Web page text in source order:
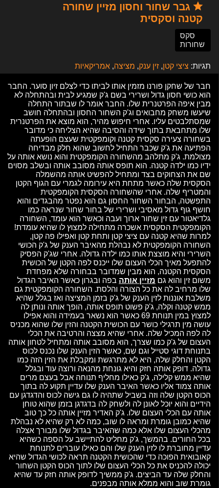
גבר שחור וחסון מזיין שחורה
קטנה וסקסית
סקס
שחורות
תגיות: ציצי קטן, זין ענק, מציצה, אמריקאיות
חבר של שחקן פורנו מזמין אותו לביתו כדי לצלם זיון סוער. החבר
הוא כושי חסון גדול ושרירי בשם ג'ק שמגיע לבית ובהתחלה לא
מבין איפה הפרטנרית שלו. החבר אומר לו שבתור התחלה
שיעשו משחק מחבואים וג'ק השחור החסון ובהתחלה חושב
שמסתלבטים עליו. אחרי חיפוש מהיר, הוא מוצא את הפרטנרית
שלו מתחבאת בתוך שידה והסיבה שהיא הצליחה כי מדובר
בשחורה צעירה סקסית קטנה וקומפקטית שעצם הופעתה
הפתיעה את ג'ק שכבר התחיל לחשוב שהוא חלק מבדיחה
מצולמת. ג'ק מתלהב מהשחורה הקומפקטית והוא נושא אותה על
ידיו כמו ילדה קטנה. הוא תופס אותה מסובב אותה ובשלב מסוים
שם את הצחוקים בצד ומתחיל להפשיט אותה מהשמלה
הסקסית שלה כאשר מתחת היא עירומה לגמרי עם הגוף הקטן
והמטריף שלה. אחרי שהשחורה הסקסית הקומפקטית
התפשטה, הבחור השחור החסון גם הוא נפטר מהבגדים והוא
חושף גוף גדול מאסיבי ושרירי של בחור שחור שנראה כמו
גלדיאטור עם זין שחור ארוך ועבה וכאשר הוא עומד, השחורה
הקומפקטית הסקסית אשכרה מתחילה למצוץ לו שהיא עומדת!
למרות שהיא קטנה עם ציצי קטן ותחת קטן ואפילו פה קטן,
השחורה הקומפקטית לא נבהלת מהאיבר הענק של ג'ק הכושי
השרירי והיא מוצצת אותו כמו ילדה גדולה. אחרי שג'ק הפסיק
להתפעל מאיך הכלי העצום שלו ייכנס לפה הקטן של הכושית
הסקסית הקטנה, הוא מבין שמדובר בבחורה שלא מפחדת
משום זין והוא גם מזיין אותה בפה ובגרון כאשר האיבר הגדול
שלו מרחיב לה את כל הצורה והלסת. השחורה הקומפקטית גם
משלבת אוננות לזין הענק של ג'ק בזמן המציצה ואז בגלל שהיא
ממש קטנה וקלה, ג'ק פשוט תופס אותה, הופך אותה ונותן לה
למצוץ במין תנוחת 69 כאשר הוא נשאר בעמידה והוא אפילו
עושה מין תרגילי כושר עם הכושית הקטנה והזין שלו שהוא מכניס
לה לפה המכיל שלה. אחרי שהיא מצצה והרטיבה את הכלי
העצום של ג'ק כמו שצרך, הוא מסובב אותה ומתחיל לטחון אותה
בתנוחת דוגי סטייל וגם שם, כאשר הזין הענק שלו נכנס לכוס
הקטן והחלק שלה, היא לא מתרגשת ומקבלת את הזין הזה כמו
גדולה. דופק אותה חזק והיא גונחת מהנאה ורוצה עוד ובגלל
שהיא ממש קלילה, ג'ק כאילו מחליף תנוחה אבל בעצם מרים
אותה צמוד אליו כאשר האיבר הענק שלו עדיין תקוע לה בתוך
הכוס הקטן שלה וזה בשביל שתהיה לו גם גישה לכוס והדגדגן עם
הידיים והוא יוכל לאונן לה ולשחק לה בדגדגן בזמן שהוא טוחן
אותה עם הכלי העצום שלו. ג'ק האדיר מזיין אותה כל כך טוב
שהיא כמובן גומרת ומראה לו שוב, כמה לא רק שהיא לא נבהלת
מהכלי העצום שלו אלא כמה שהאיבר בגדול שלו מבורך אצלה
בכל החורים. בהמשך, ג'ק מחליט להתיישב על הספה כשהיא
עדיין מחוברת לו לזין הענק שלו והם כאילו עוברים לתנוחת
קאובואית הפוכה כדי שהכושית הקטנה תראה לכושי הגדול שהיא
יכולה להכניס את כל הכלי העצום שלו לתוך הכוס הקטן השחור
והחלק שלה עד הביצים. ג'ק ממשיך לדופק אותה חזק עד שהיא
גומרת שוב והוא ממלא אותה מבפנים.